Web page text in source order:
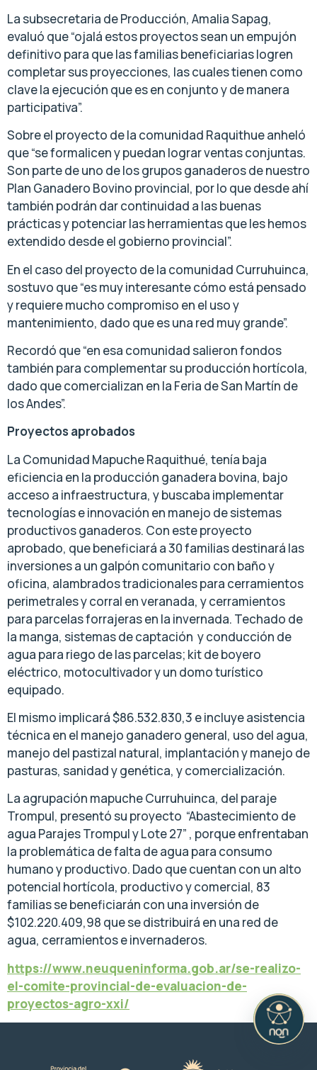
La subsecretaria de Producción, Amalia Sapag,
evaluó que “ojalá estos proyectos sean un empujón
definitivo para que las familias beneficiarias logren
completar sus proyecciones, las cuales tienen como
clave la ejecución que es en conjunto y de manera
participativa”.
Sobre el proyecto de la comunidad Raquithue anheló
que “se formalicen y puedan lograr ventas conjuntas.
Son parte de uno de los grupos ganaderos de nuestro
Plan Ganadero Bovino provincial, por lo que desde ahí
también podrán dar continuidad a las buenas
prácticas y potenciar las herramientas que les hemos
extendido desde el gobierno provincial”.
En el caso del proyecto de la comunidad Curruhuinca,
sostuvo que “es muy interesante cómo está pensado
y requiere mucho compromiso en el uso y
mantenimiento, dado que es una red muy grande”.
Recordó que “en esa comunidad salieron fondos
también para complementar su producción hortícola,
dado que comercializan en la Feria de San Martín de
los Andes”.
Proyectos aprobados
La Comunidad Mapuche Raquithué, tenía baja
eficiencia en la producción ganadera bovina, bajo
acceso a infraestructura, y buscaba implementar
tecnologías e innovación en manejo de sistemas
productivos ganaderos. Con este proyecto
aprobado, que beneficiará a 30 familias destinará las
inversiones a un galpón comunitario con baño y
oficina, alambrados tradicionales para cerramientos
perimetrales y corral en veranada, y cerramientos
para parcelas forrajeras en la invernada. Techado de
la manga, sistemas de captación y conducción de
agua para riego de las parcelas; kit de boyero
eléctrico, motocultivador y un domo turístico
equipado.
El mismo implicará $86.532.830,3 e incluye asistencia
técnica en el manejo ganadero general, uso del agua,
manejo del pastizal natural, implantación y manejo de
pasturas, sanidad y genética, y comercialización.
La agrupación mapuche Curruhuinca, del paraje
Trompul, presentó su proyecto “Abastecimiento de
agua Parajes Trompul y Lote 27” , porque enfrentaban
la problemática de falta de agua para consumo
humano y productivo. Dado que cuentan con un alto
potencial hortícola, productivo y comercial, 83
familias se beneficiarán con una inversión de
$102.220.409,98 que se distribuirá en una red de
agua, cerramientos e invernaderos.
https://www.neuqueninforma.gob.ar/se-realizo-
el-comite-provincial-de-evaluacion-de-
proyectos-agro-xxi/